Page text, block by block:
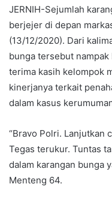
JERNIH-Sejumlah
berjejer di depan
(13/12/2020). Dari
bunga tersebut
terima kasih kelompok
kinerjanya terkait
dalam kasus
“Bravo Polri. Lanjutkan
Tegas terukur. Tuntas
dalam karangan bunga
Menteng 64.